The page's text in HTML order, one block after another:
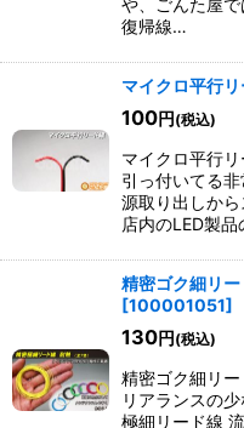
復帰線…
マイクロ平行
100円(税込)
マイクロ平行
引っ付いてる
源取り出しから
店内のLED製
精密ゴク細リ
[100001051]
130円(税込)
精密ゴク細リ
リアランスの
極細リード線